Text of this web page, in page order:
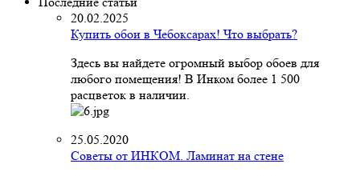
20.02.2025
Купить обои в Чебоксарах! Что выбрать?
Здесь вы найдете огромный выбор обоев для
любого помещения! В Инком более 1 500
расцветок в наличии.
25.05.2020
Советы от ИНКОМ. Ламинат на стене